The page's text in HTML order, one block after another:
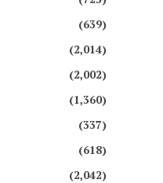
(639)
(2,014)
(2,002)
(1,360)
(337)
(618)
(2,042)